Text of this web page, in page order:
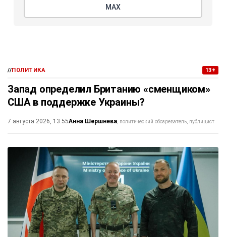
МАХ
//ПОЛИТИКА 13+
Запад определил Британию «сменщиком»
США в поддержке Украины?
7 августа 2026, 13:55Анна Шершнева политический обозреватель, публицист